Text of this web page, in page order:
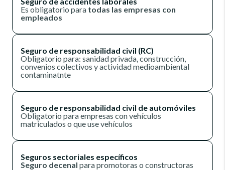
Es obligatorio para todas las empresas con
empleados
Seguro de responsabilidad civil (RC)
Obligatorio para: sanidad privada, construcción,
convenios colectivos y actividad medioambiental
contaminatnte
Seguro de responsabilidad civil de automóviles
Obligatorio para empresas con vehículos
matriculados o que use vehículos
Seguros sectoriales específicos
Seguro decenal para promotoras o constructoras